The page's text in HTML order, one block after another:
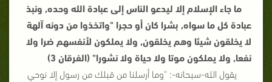
ما جاء الإسلام إلا ليدعو الناس إلى عبادة الله وحده, ونبذ
عبادة كل ما سواه, بشرا كان أو حجرا "واتخذوا من دونه آلهة
لا يخلقون شيئا وهم يخلقون, ولا يملكون لأنفسهم ضرا ولا
نفعا, ولا يملكون موتا ولا حياة ولا نشورا" (الفرقان 3)
يقول الله-سبحانه-: "وما أرسلنا من قبلك من رسول إلا نوحي